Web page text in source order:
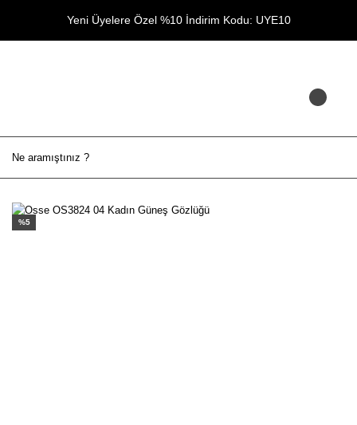
Yeni Üyelere Özel %10 İndirim Kodu: UYE10
%5